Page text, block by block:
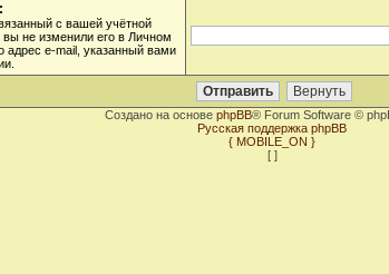
с вашей учётной
не изменили его в Личном
адрес e-mail, указанный вами
Создано на основе phpBB® Forum Software ©
Русская поддержка phpBB
{ MOBILE_ON }
[ ]